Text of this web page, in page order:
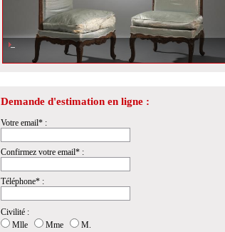
Demande d'estimation en ligne :
Votre email* :
Confirmez votre email* :
Téléphone* :
Civilité :
Mlle
Mme
M.